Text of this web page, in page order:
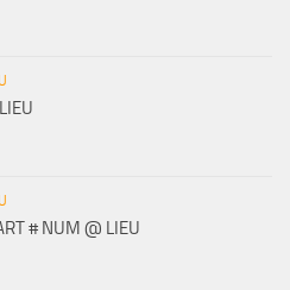
# NUM @ LIEU